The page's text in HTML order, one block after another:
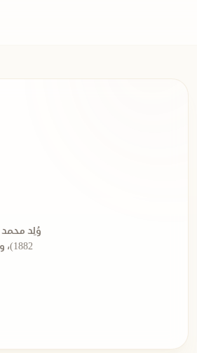
1882)، وكان والده "محمود رفعت" ضابطًا في البوليس، وترقّى من درجة جندي - آنذاك ...